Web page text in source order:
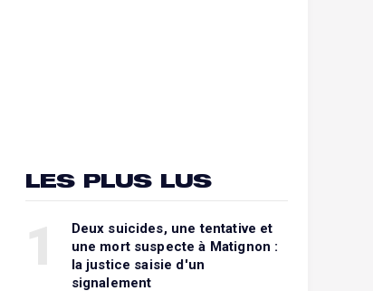
LES PLUS LUS
Deux suicides, une tentative et
une mort suspecte à Matignon :
la justice saisie d'un
signalement